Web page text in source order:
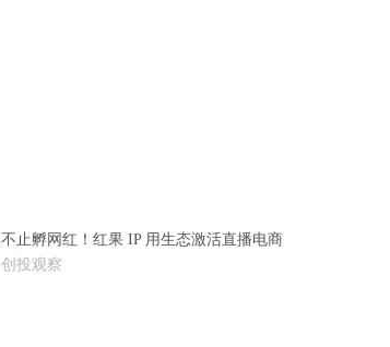
不止孵网红！红果 IP 用生态激活直播电商
创投观察